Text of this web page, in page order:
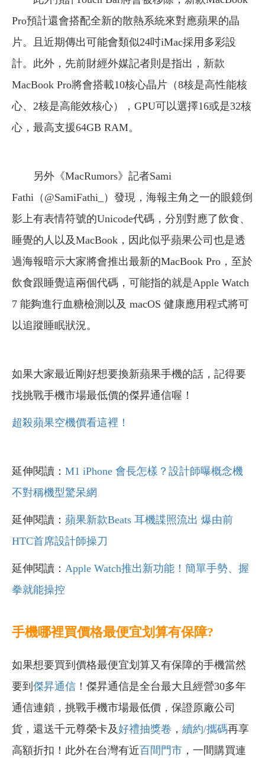
Pro預計還會搭配全新的散熱系統來對應蘋果的晶
片。且近期傳出可能會類似24吋iMac採用多彩設
計。此外，先前財經外媒記者則是指出，新款
MacBook Pro將會搭載10核心晶片（8核是高性能核
心、2核是高能效核心），GPU可以選擇16或是32核
心，最高支援64GB RAM。
另外《MacRumors》記者Sami
Fathi（@SamiFathi_）發現，海報主角之一的眼鏡倒
影上有表情符號的Unicode代碼，分別對應了飲食、
睡覺的人以及MacBook，因此似乎蘋果公司也是透
過海報暗示大家將會推出最新的MacBook Pro，至於
飲食跟睡覺這兩個代碼，可能指的就是Apple Watch
7 能夠進行血糖檢測以及 macOS 健康應用程式將可
以追蹤睡眠狀況。
如果大家最近剛好想要換新蘋果手機的話，記得要
找挑戰手機市場最低價的傑昇通信喔！
超殺蘋果空機價看這裡！
延伸閱讀： M1 iPhone 會長怎樣？設計師曝概念機
不對稱機型驚呆網
延伸閱讀： 蘋果新款Beats 耳機諜照流出 爆由前
HTC首席設計師操刀
延伸閱讀： Apple Watch推出新功能！簡單手勢、握
拳就能操控
手機哪裡買價格最便宜划算有保障?
如果想要買到價格最便宜划算又有保障的手機當然
要到 傑昇通信 ！傑昇通信是全台最大且經營30多年
通信連鎖，挑戰手機市場最低價，保證原廠公司
貨，還送千元尊榮卡及好禮抽獎卷 ， 續約/攜碼再享
高額折扣！此外在台灣有近百間門市 ，一間購買連